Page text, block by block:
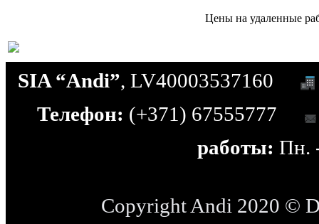
Цены на удаленные
SIA “Andi”, LV40003537160
Телефон: (+371) 67555777
работы: Пн.
Copyright Andi 2020 ©